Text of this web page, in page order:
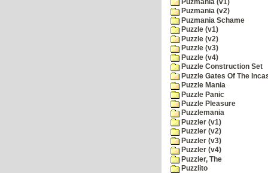
Puzmania (v1)
Puzmania (v2)
Puzmania Schame
Puzzle (v1)
Puzzle (v2)
Puzzle (v3)
Puzzle (v4)
Puzzle Construction Set
Puzzle Gates Of The
Puzzle Mania
Puzzle Panic
Puzzle Pleasure
Puzzlemania
Puzzler (v1)
Puzzler (v2)
Puzzler (v3)
Puzzler (v4)
Puzzler, The
Puzzlito